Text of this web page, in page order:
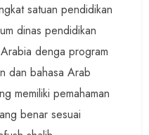
satuan pendidikan
dinas pendidikan
denga program
dan bahasa Arab
memiliki pemahaman
benar sesuai